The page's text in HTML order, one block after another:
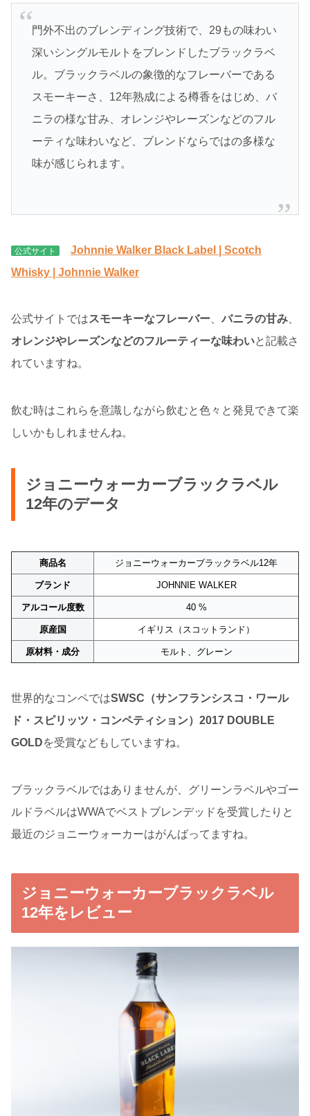
門外不出のブレンディング技術で、29もの味わい
深いシングルモルトをブレンドしたブラックラベ
ル。ブラックラベルの象徴的なフレーバーである
スモーキーさ、12年熟成による樽香をはじめ、バ
ニラの様な甘み、オレンジやレーズンなどのフル
ーティな味わいなど、ブレンドならではの多様な
味が感じられます。
公式サイト
Johnnie Walker Black Label | Scotch
Whisky | Johnnie Walker
公式サイトではスモーキーなフレーバー、 バニラの甘み、
オレンジやレーズンなどのフルーティーな味わいと記載さ
れていますね。
飲む時はこれらを意識しながら飲むと色々と発見できて楽
しいかもしれませんね。
ジョニーウォーカーブラックラベル
12年のデータ
商品名 ジョニーウォーカーブラックラベル12年
ブランド JOHNNIE WALKER
アルコール度数 40 %
原産国 イギリス（スコットランド）
原材料・成分 モルト、グレーン
世界的なコンペではSWSC（サンフランシスコ・ワール
ド・スピリッツ・コンペティション）2017 DOUBLE
GOLDを受賞などもしていますね。
ブラックラベルではありませんが、グリーンラベルやゴー
ルドラベルはWWAでベストブレンデッドを受賞したりと
最近のジョニーウォーカーはがんばってますね。
ジョニーウォーカーブラックラベル
12年をレビュー